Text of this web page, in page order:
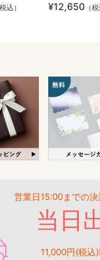
税込） ¥12,650 （
営業日15:00までの
当日
11,000円(税込